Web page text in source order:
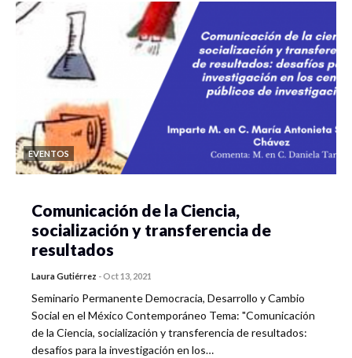
EVENTOS
Comunicación de la Ciencia,
socialización y transferencia de
resultados
Laura Gutiérrez -Oct 13, 2021
Seminario Permanente Democracia, Desarrollo y Cambio
Social en el México Contemporáneo Tema: "Comunicación
de la Ciencia, socialización y transferencia de resultados:
desafíos para la investigación en los…